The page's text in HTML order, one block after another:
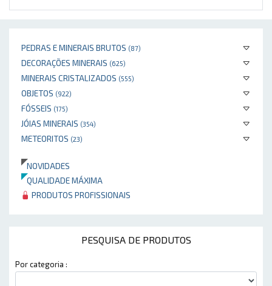
PEDRAS E MINERAIS BRUTOS (87)
DECORAÇÕES MINERAIS (625)
MINERAIS CRISTALIZADOS (555)
OBJETOS (922)
FÓSSEIS (175)
JÓIAS MINERAIS (354)
METEORITOS (23)
NOVIDADES
QUALIDADE MÁXIMA
PRODUTOS PROFISSIONAIS
PESQUISA DE PRODUTOS
Por categoria :